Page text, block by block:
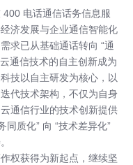
电话通信话务信息服
济发展与企业通信智能化
求已从基础通话转向 “通
通信技术的自主创新成为
技以自主研发为核心，以
代技术架构，不仅为自身
通信行业的技术创新提供
质化” 向 “技术差异化”
权获得为新起点，继续坚